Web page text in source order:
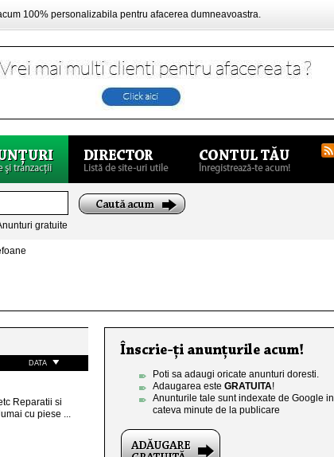
100% personalizabila pentru afacerea dumneavoastra.
gratuite
DATA
Reparatii si
cu piese ...
Poti sa adaugi oricate anunturi doresti.
Adaugarea este GRATUITA!
Anunturile tale sunt indexate de Google in
cateva minute de la publicare